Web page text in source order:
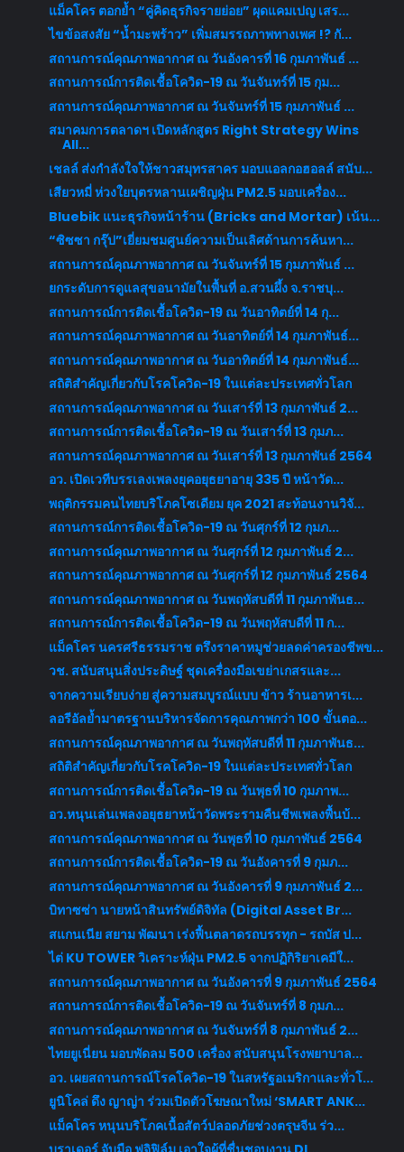
แม็คโคร ตอกย้ำ “คู่คิดธุรกิจรายย่อย” ผุดแคมเปญ เสร...
ไขข้อสงสัย “น้ำมะพร้าว” เพิ่มสมรรถภาพทางเพศ !? กั...
สถานการณ์คุณภาพอากาศ ณ วันอังคารที่ 16 กุมภาพันธ์ ...
สถานการณ์การติดเชื้อโควิด-19 ณ วันจันทร์ที่ 15 กุม...
สถานการณ์คุณภาพอากาศ ณ วันจันทร์ที่ 15 กุมภาพันธ์ ...
สมาคมการตลาดฯ เปิดหลักสูตร Right Strategy Wins
All...
เชลล์ ส่งกำลังใจให้ชาวสมุทรสาคร มอบแอลกอฮอลล์ สนับ...
เสียวหมี่ ห่วงใยบุตรหลานเผชิญฝุ่น PM2.5 มอบเครื่อง...
Bluebik แนะธุรกิจหน้าร้าน (Bricks and Mortar) เน้น...
“ซิซซา กรุ๊ป”เยี่ยมชมศูนย์ความเป็นเลิศด้านการค้นหา...
สถานการณ์คุณภาพอากาศ ณ วันจันทร์ที่ 15 กุมภาพันธ์ ...
ยกระดับการดูแลสุขอนามัยในพื้นที่ อ.สวนผึ้ง จ.ราชบุ...
สถานการณ์การติดเชื้อโควิด-19 ณ วันอาทิตย์ที่ 14 กุ...
สถานการณ์คุณภาพอากาศ ณ วันอาทิตย์ที่ 14 กุมภาพันธ์...
สถานการณ์คุณภาพอากาศ ณ วันอาทิตย์ที่ 14 กุมภาพันธ์...
สถิติสำคัญเกี่ยวกับโรคโควิด-19 ในแต่ละประเทศทั่วโลก
สถานการณ์คุณภาพอากาศ ณ วันเสาร์ที่ 13 กุมภาพันธ์ 2...
สถานการณ์การติดเชื้อโควิด-19 ณ วันเสาร์ที่ 13 กุมภ...
สถานการณ์คุณภาพอากาศ ณ วันเสาร์ที่ 13 กุมภาพันธ์ 2564
อว. เปิดเวทีบรรเลงเพลงยุคอยุธยาอายุ 335 ปี หน้าวัด...
พฤติกรรมคนไทยบริโภคโซเดียม ยุค 2021 สะท้อนงานวิจั...
สถานการณ์การติดเชื้อโควิด-19 ณ วันศุกร์ที่ 12 กุมภ...
สถานการณ์คุณภาพอากาศ ณ วันศุกร์ที่ 12 กุมภาพันธ์ 2...
สถานการณ์คุณภาพอากาศ ณ วันศุกร์ที่ 12 กุมภาพันธ์ 2564
สถานการณ์คุณภาพอากาศ ณ วันพฤหัสบดีที่ 11 กุมภาพันธ...
สถานการณ์การติดเชื้อโควิด-19 ณ วันพฤหัสบดีที่ 11 ก...
แม็คโคร นครศรีธรรมราช ตรึงราคาหมูช่วยลดค่าครองชีพข...
วช. สนับสนุนสิ่งประดิษฐ์ ชุดเครื่องมือเขย่าเกสรและ...
จากความเรียบง่าย สู่ความสมบูรณ์แบบ ข้าว ร้านอาหารเ...
ลอรีอัลย้ำมาตรฐานบริหารจัดการคุณภาพกว่า 100 ขั้นตอ...
สถานการณ์คุณภาพอากาศ ณ วันพฤหัสบดีที่ 11 กุมภาพันธ...
สถิติสำคัญเกี่ยวกับโรคโควิด-19 ในแต่ละประเทศทั่วโลก
สถานการณ์การติดเชื้อโควิด-19 ณ วันพุธที่ 10 กุมภาพ...
อว.หนุนเล่นเพลงอยุธยาหน้าวัดพระรามคืนชีพเพลงพื้นบ้...
สถานการณ์คุณภาพอากาศ ณ วันพุธที่ 10 กุมภาพันธ์ 2564
สถานการณ์การติดเชื้อโควิด-19 ณ วันอังคารที่ 9 กุมภ...
สถานการณ์คุณภาพอากาศ ณ วันอังคารที่ 9 กุมภาพันธ์ 2...
บิทาซซ่า นายหน้าสินทรัพย์ดิจิทัล (Digital Asset Br...
สแกนเนีย สยาม พัฒนา เร่งฟื้นตลาดรถบรรทุก - รถบัส ป...
ไต่ KU TOWER วิเคราะห์ฝุ่น PM2.5 จากปฏิกิริยาเคมีใ...
สถานการณ์คุณภาพอากาศ ณ วันอังคารที่ 9 กุมภาพันธ์ 2564
สถานการณ์การติดเชื้อโควิด-19 ณ วันจันทร์ที่ 8 กุมภ...
สถานการณ์คุณภาพอากาศ ณ วันจันทร์ที่ 8 กุมภาพันธ์ 2...
ไทยยูเนี่ยน มอบพัดลม 500 เครื่อง สนับสนุนโรงพยาบาล...
อว. เผยสถานการณ์โรคโควิด-19 ในสหรัฐอเมริกาและทั่วโ...
ยูนิโคล่ ดึง ญาญ่า ร่วมเปิดตัวโฆษณาใหม่ ‘SMART ANK...
แม็คโคร หนุนบริโภคเนื้อสัตว์ปลอดภัยช่วงตรุษจีน ร่ว...